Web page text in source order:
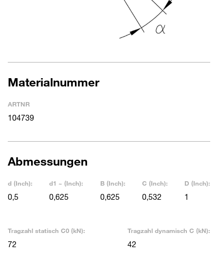
Materialnummer
ARTNR
104739
Abmessungen
d (Inch):
0,5
d1 ~ (Inch):
0,625
B (Inch):
0,625
C (Inch):
0,532
D (Inch):
1
Tragzahl statisch C0 (kN):
72
Tragzahl dynamisch C (kN):
42